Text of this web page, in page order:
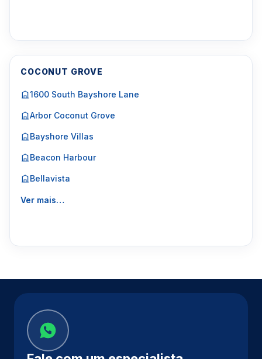
COCONUT GROVE
1600 South Bayshore Lane
Arbor Coconut Grove
Bayshore Villas
Beacon Harbour
Bellavista
Ver mais…